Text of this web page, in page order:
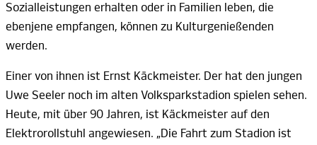
Sozialleistungen erhalten oder in Familien leben, die
ebenjene empfangen, können zu Kulturgenießenden
werden.
Einer von ihnen ist Ernst Käckmeister. Der hat den jungen
Uwe Seeler noch im alten Volksparkstadion spielen sehen.
Heute, mit über 90 Jahren, ist Käckmeister auf den
Elektrorollstuhl angewiesen. „Die Fahrt zum Stadion ist